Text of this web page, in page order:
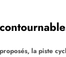
la piste